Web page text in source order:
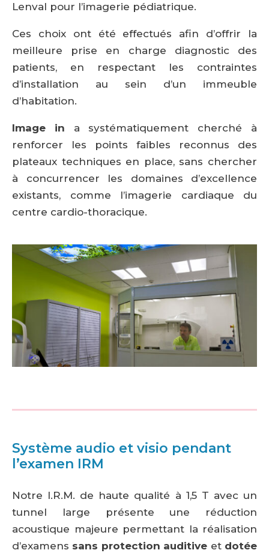
Lenval pour l’imagerie pédiatrique.
Ces choix ont été effectués afin d’offrir la
meilleure prise en charge diagnostic des
patients, en respectant les contraintes
d’installation au sein d’un immeuble
d’habitation.
Image in a systématiquement cherché à
renforcer les points faibles reconnus des
plateaux techniques en place, sans chercher
à concurrencer les domaines d’excellence
existants, comme l’imagerie cardiaque du
centre cardio-thoracique.
Système audio et visio pendant
l’examen IRM
Notre I.R.M. de haute qualité à 1,5 T avec un
tunnel large présente une réduction
acoustique majeure permettant la réalisation
d’examens sans protection auditive et dotée